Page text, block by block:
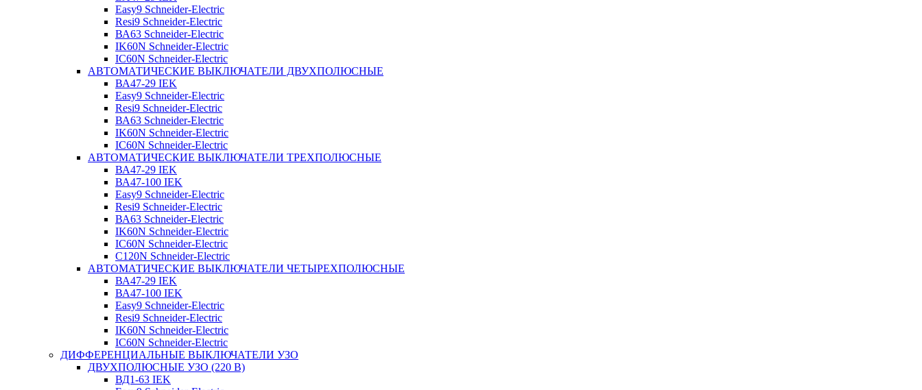
Easy9 Schneider-Electric
Resi9 Schneider-Electric
ВА63 Schneider-Electric
IK60N Schneider-Electric
IC60N Schneider-Electric
АВТОМАТИЧЕСКИЕ ВЫКЛЮЧАТЕЛИ ДВУХПОЛЮСНЫЕ
ВА47-29 IEK
Easy9 Schneider-Electric
Resi9 Schneider-Electric
ВА63 Schneider-Electric
IK60N Schneider-Electric
IC60N Schneider-Electric
АВТОМАТИЧЕСКИЕ ВЫКЛЮЧАТЕЛИ ТРЕХПОЛЮСНЫЕ
ВА47-29 IEK
ВА47-100 IEK
Easy9 Schneider-Electric
Resi9 Schneider-Electric
ВА63 Schneider-Electric
IK60N Schneider-Electric
IC60N Schneider-Electric
C120N Schneider-Electric
АВТОМАТИЧЕСКИЕ ВЫКЛЮЧАТЕЛИ ЧЕТЫРЕХПОЛЮСНЫЕ
ВА47-29 IEK
ВА47-100 IEK
Easy9 Schneider-Electric
Resi9 Schneider-Electric
IK60N Schneider-Electric
IC60N Schneider-Electric
ДИФФЕРЕНЦИАЛЬНЫЕ ВЫКЛЮЧАТЕЛИ УЗО
ДВУХПОЛЮСНЫЕ УЗО (220 В)
ВД1-63 IEK